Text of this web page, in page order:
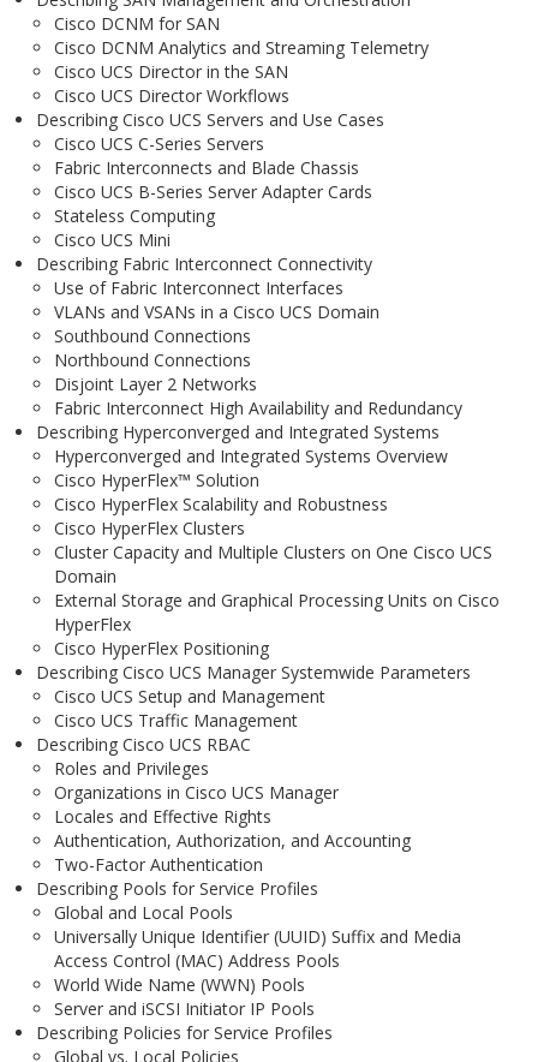
Cisco DCNM for SAN
Cisco DCNM Analytics and Streaming Telemetry
Cisco UCS Director in the SAN
Cisco UCS Director Workflows
Describing Cisco UCS Servers and Use Cases
Cisco UCS C-Series Servers
Fabric Interconnects and Blade Chassis
Cisco UCS B-Series Server Adapter Cards
Stateless Computing
Cisco UCS Mini
Describing Fabric Interconnect Connectivity
Use of Fabric Interconnect Interfaces
VLANs and VSANs in a Cisco UCS Domain
Southbound Connections
Northbound Connections
Disjoint Layer 2 Networks
Fabric Interconnect High Availability and Redundancy
Describing Hyperconverged and Integrated Systems
Hyperconverged and Integrated Systems Overview
Cisco HyperFlex™ Solution
Cisco HyperFlex Scalability and Robustness
Cisco HyperFlex Clusters
Cluster Capacity and Multiple Clusters on One Cisco UCS
Domain
External Storage and Graphical Processing Units on Cisco
HyperFlex
Cisco HyperFlex Positioning
Describing Cisco UCS Manager Systemwide Parameters
Cisco UCS Setup and Management
Cisco UCS Traffic Management
Describing Cisco UCS RBAC
Roles and Privileges
Organizations in Cisco UCS Manager
Locales and Effective Rights
Authentication, Authorization, and Accounting
Two-Factor Authentication
Describing Pools for Service Profiles
Global and Local Pools
Universally Unique Identifier (UUID) Suffix and Media
Access Control (MAC) Address Pools
World Wide Name (WWN) Pools
Server and iSCSI Initiator IP Pools
Describing Policies for Service Profiles
Global vs. Local Policies